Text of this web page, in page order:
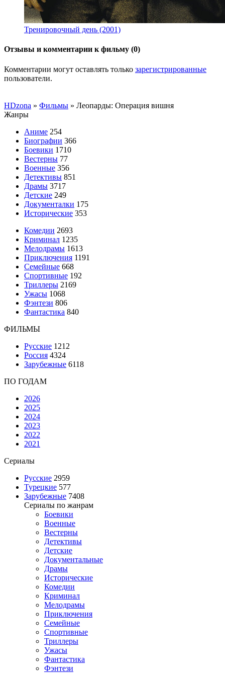
Тренировочный день (2001)
Отзывы и комментарии к фильму (0)
Комментарии могут оставлять только зарегистрированные
пользователи.
HDzona » Фильмы » Леопарды: Операция вишня
Жанры
Аниме 254
Биографии 366
Боевики 1710
Вестерны 77
Военные 356
Детективы 851
Драмы 3717
Детские 249
Документалки 175
Исторические 353
Комедии 2693
Криминал 1235
Мелодрамы 1613
Приключения 1191
Семейные 668
Спортивные 192
Триллеры 2169
Ужасы 1068
Фэнтези 806
Фантастика 840
ФИЛЬМЫ
Русские 1212
Россия 4324
Зарубежные 6118
ПО ГОДАМ
2026
2025
2024
2023
2022
2021
Сериалы
Русские 2959
Турецкие 577
Зарубежные 7408
Сериалы по жанрам
Боевики
Военные
Вестерны
Детективы
Детские
Документальные
Драмы
Исторические
Комедии
Криминал
Мелодрамы
Приключения
Семейные
Спортивные
Триллеры
Ужасы
Фантастика
Фэнтези